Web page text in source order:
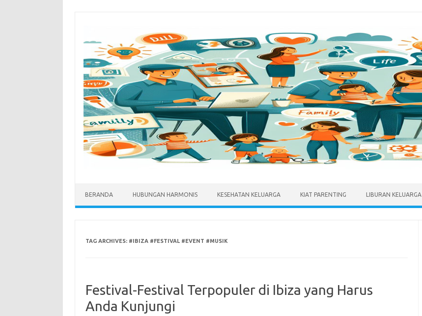
BERANDA HUBUNGAN HARMONIS KESEHATAN KELUARGA KIAT PARENTING LIBURAN KELUARGA
TAG ARCHIVES: #IBIZA #FESTIVAL #EVENT #MUSIK
Festival-Festival Terpopuler di Ibiza yang Harus
Anda Kunjungi